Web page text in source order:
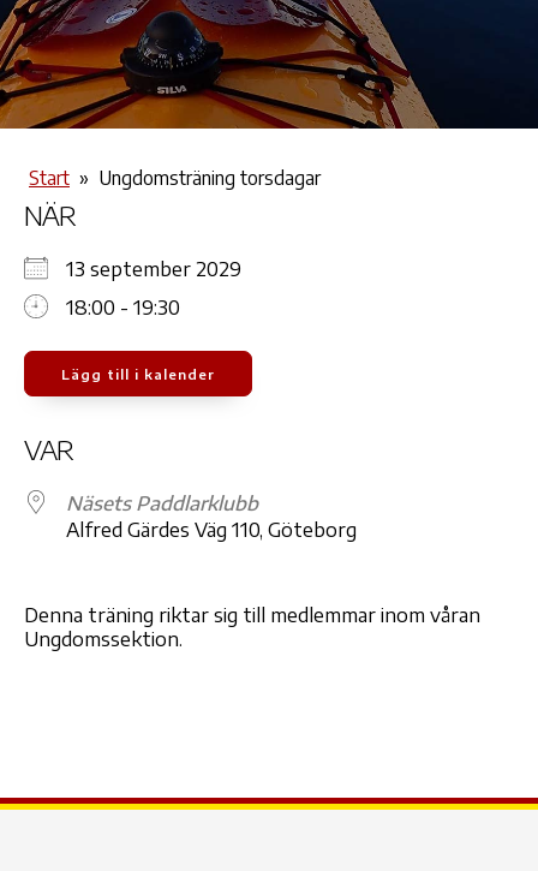
Start » Ungdomsträning torsdagar
NÄR
13 september 2029
18:00 - 19:30
Lägg till i kalender
VAR
Näsets Paddlarklubb
Alfred Gärdes Väg 110, Göteborg
Denna träning riktar sig till medlemmar inom våran
Ungdomssektion.